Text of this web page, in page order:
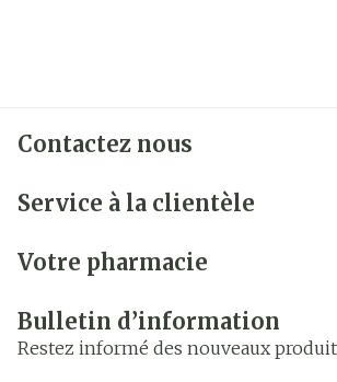
Contactez nous
Service à la clientèle
Votre pharmacie
Bulletin d’information
Restez informé des nouveaux